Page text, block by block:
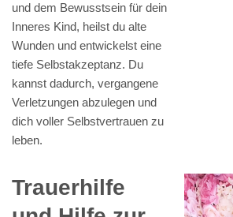
und dem Bewusstsein für dein
Inneres Kind, heilst du alte
Wunden und entwickelst eine
tiefe Selbstakzeptanz. Du
kannst dadurch, vergangene
Verletzungen abzulegen und
dich voller Selbstvertrauen zu
leben.
Trauerhilfe